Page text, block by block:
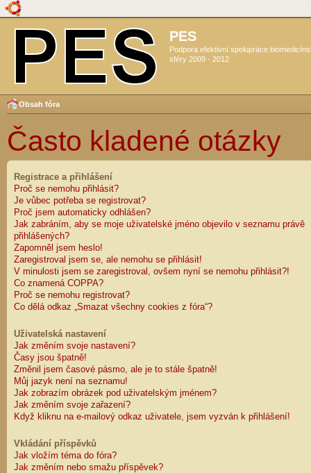
PES
Podpora efektivní spolupráce
sféry 2009 - 2012
Obsah fóra
Často kladené otázky
Registrace a přihlášení
Proč se nemohu přihlásit?
Je vůbec potřeba se registrovat?
Proč jsem automaticky odhlášen?
Jak zabráním, aby se moje uživatelské jméno objevilo v seznamu právě
přihlášených?
Zapomněl jsem heslo!
Zaregistroval jsem se, ale nemohu se přihlásit!
V minulosti jsem se zaregistroval, ovšem nyní se nemohu přihlásit?!
Co znamená COPPA?
Proč se nemohu registrovat?
Co dělá odkaz „Smazat všechny cookies z fóra“?
Uživatelská nastavení
Jak změním svoje nastavení?
Časy jsou špatně!
Změnil jsem časové pásmo, ale je to stále špatně!
Můj jazyk není na seznamu!
Jak zobrazím obrázek pod uživatelským jménem?
Jak změním svoje zařazení?
Když kliknu na e-mailový odkaz uživatele, jsem vyzván k přihlášení!
Vkládání příspěvků
Jak vložím téma do fóra?
Jak změním nebo smažu příspěvek?